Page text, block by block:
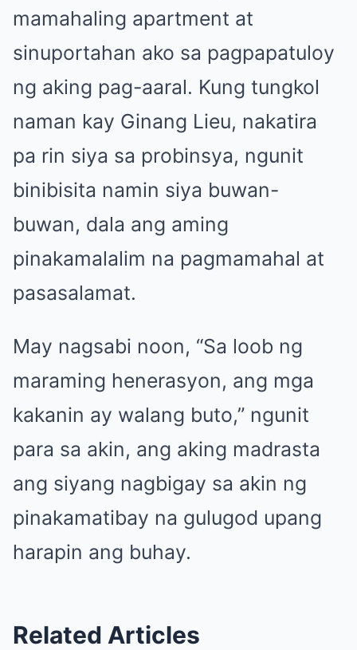
mamahaling apartment at
sinuportahan ako sa pagpapatuloy
ng aking pag-aaral. Kung tungkol
naman kay Ginang Lieu, nakatira
pa rin siya sa probinsya, ngunit
binibisita namin siya buwan-
buwan, dala ang aming
pinakamalalim na pagmamahal at
pasasalamat.
May nagsabi noon, “Sa loob ng
maraming henerasyon, ang mga
kakanin ay walang buto,” ngunit
para sa akin, ang aking madrasta
ang siyang nagbigay sa akin ng
pinakamatibay na gulugod upang
harapin ang buhay.
Related Articles